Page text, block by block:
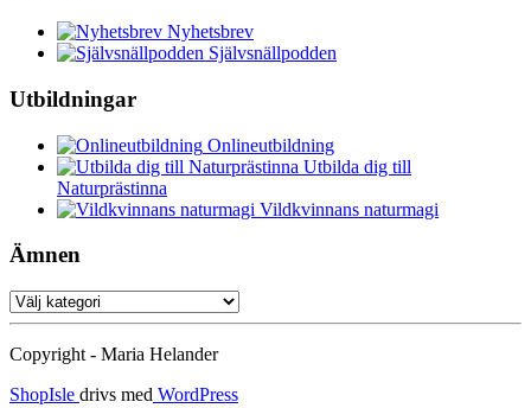
Nyhetsbrev
Självsnällpodden
Utbildningar
Onlineutbildning
Utbilda dig till
Naturprästinna
Vildkvinnans naturmagi
Ämnen
Ämnen
Copyright - Maria Helander
ShopIsle drivs med WordPress